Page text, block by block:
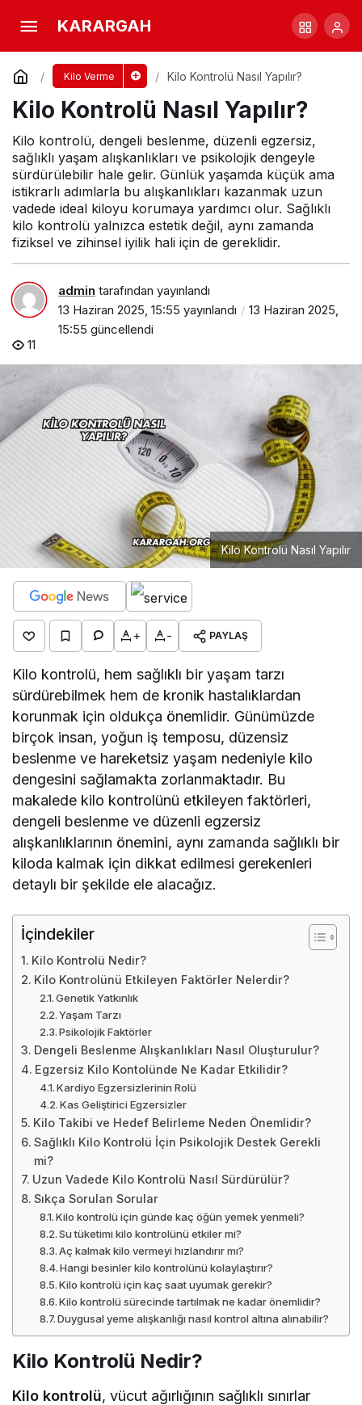
KARARGAH
Kilo Verme Kilo Kontrolü Nasıl Yapılır?
Kilo Kontrolü Nasıl Yapılır?
Kilo kontrolü, dengeli beslenme, düzenli egzersiz,
sağlıklı yaşam alışkanlıkları ve psikolojik dengeyle
sürdürülebilir hale gelir. Günlük yaşamda küçük ama
istikrarlı adımlarla bu alışkanlıkları kazanmak uzun
vadede ideal kiloyu korumaya yardımcı olur. Sağlıklı
kilo kontrolü yalnızca estetik değil, aynı zamanda
fiziksel ve zihinsel iyilik hali için de gereklidir.
admin tarafından yayınlandı
13 Haziran 2025, 15:55 yayınlandı
13 Haziran 2025,
15:55 güncellendi
11
Kilo Kontrolü Nasıl Yapılır
+ - PAYLAŞ
Kilo kontrolü, hem sağlıklı bir yaşam tarzı
sürdürebilmek hem de kronik hastalıklardan
korunmak için oldukça önemlidir. Günümüzde
birçok insan, yoğun iş temposu, düzensiz
beslenme ve hareketsiz yaşam nedeniyle kilo
dengesini sağlamakta zorlanmaktadır. Bu
makalede kilo kontrolünü etkileyen faktörleri,
dengeli beslenme ve düzenli egzersiz
alışkanlıklarının önemini, aynı zamanda sağlıklı bir
kiloda kalmak için dikkat edilmesi gerekenleri
detaylı bir şekilde ele alacağız.
İçindekiler
Kilo Kontrolü Nedir?
Kilo Kontrolünü Etkileyen Faktörler Nelerdir?
Genetik Yatkınlık
Yaşam Tarzı
Psikolojik Faktörler
Dengeli Beslenme Alışkanlıkları Nasıl Oluşturulur?
Egzersiz Kilo Kontolünde Ne Kadar Etkilidir?
Kardiyo Egzersizlerinin Rolü
Kas Geliştirici Egzersizler
Kilo Takibi ve Hedef Belirleme Neden Önemlidir?
Sağlıklı Kilo Kontrolü İçin Psikolojik Destek Gerekli
mi?
Uzun Vadede Kilo Kontrolü Nasıl Sürdürülür?
Sıkça Sorulan Sorular
Kilo kontrolü için günde kaç öğün yemek yenmeli?
Su tüketimi kilo kontrolünü etkiler mi?
Aç kalmak kilo vermeyi hızlandırır mı?
Hangi besinler kilo kontrolünü kolaylaştırır?
Kilo kontrolü için kaç saat uyumak gerekir?
Kilo kontrolü sürecinde tartılmak ne kadar önemlidir?
Duygusal yeme alışkanlığı nasıl kontrol altına alınabilir?
Kilo Kontrolü Nedir?
Kilo kontrolü, vücut ağırlığının sağlıklı sınırlar
Kilo Kontrolü Nasıl Yapılır?
Yorum Yap